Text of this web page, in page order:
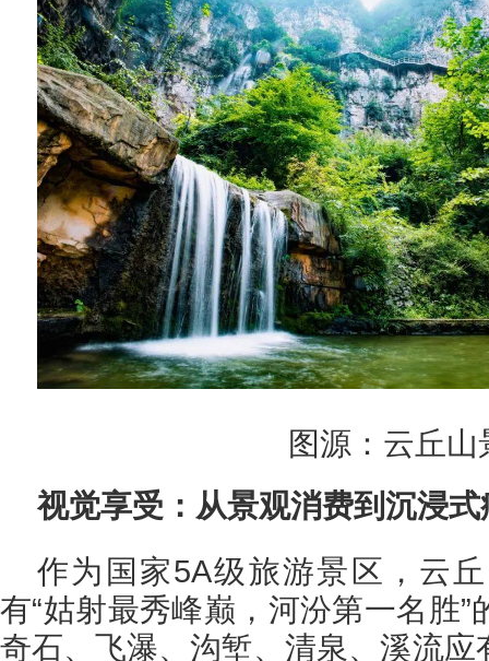
图源：云丘山
视觉享受：从景观消费到沉浸式
作为国家5A级旅游景区，云
有“姑射最秀峰巅，河汾第一名胜
奇石、飞瀑、沟堑、清泉、溪流